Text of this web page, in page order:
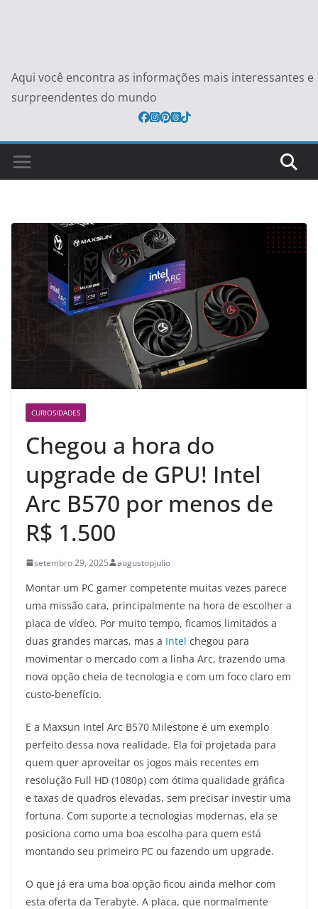
Aqui você encontra as informações mais interessantes e
surpreendentes do mundo
CURIOSIDADES
Chegou a hora do
upgrade de GPU! Intel
Arc B570 por menos de
R$ 1.500
setembro 29, 2025 augustopjulio
Montar um PC gamer competente muitas vezes parece
uma missão cara, principalmente na hora de escolher a
placa de vídeo. Por muito tempo, ficamos limitados a
duas grandes marcas, mas a Intel chegou para
movimentar o mercado com a linha Arc, trazendo uma
nova opção cheia de tecnologia e com um foco claro em
custo-benefício.
E a Maxsun Intel Arc B570 Milestone é um exemplo
perfeito dessa nova realidade. Ela foi projetada para
quem quer aproveitar os jogos mais recentes em
resolução Full HD (1080p) com ótima qualidade gráfica
e taxas de quadros elevadas, sem precisar investir uma
fortuna. Com suporte a tecnologias modernas, ela se
posiciona como uma boa escolha para quem está
montando seu primeiro PC ou fazendo um upgrade.
O que já era uma boa opção ficou ainda melhor com
esta oferta da Terabyte. A placa, que normalmente